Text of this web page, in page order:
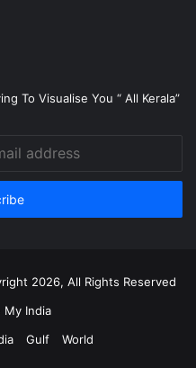
To Visualise You “ All Kerala”
2026, All Rights Reserved
My India
Gulf World